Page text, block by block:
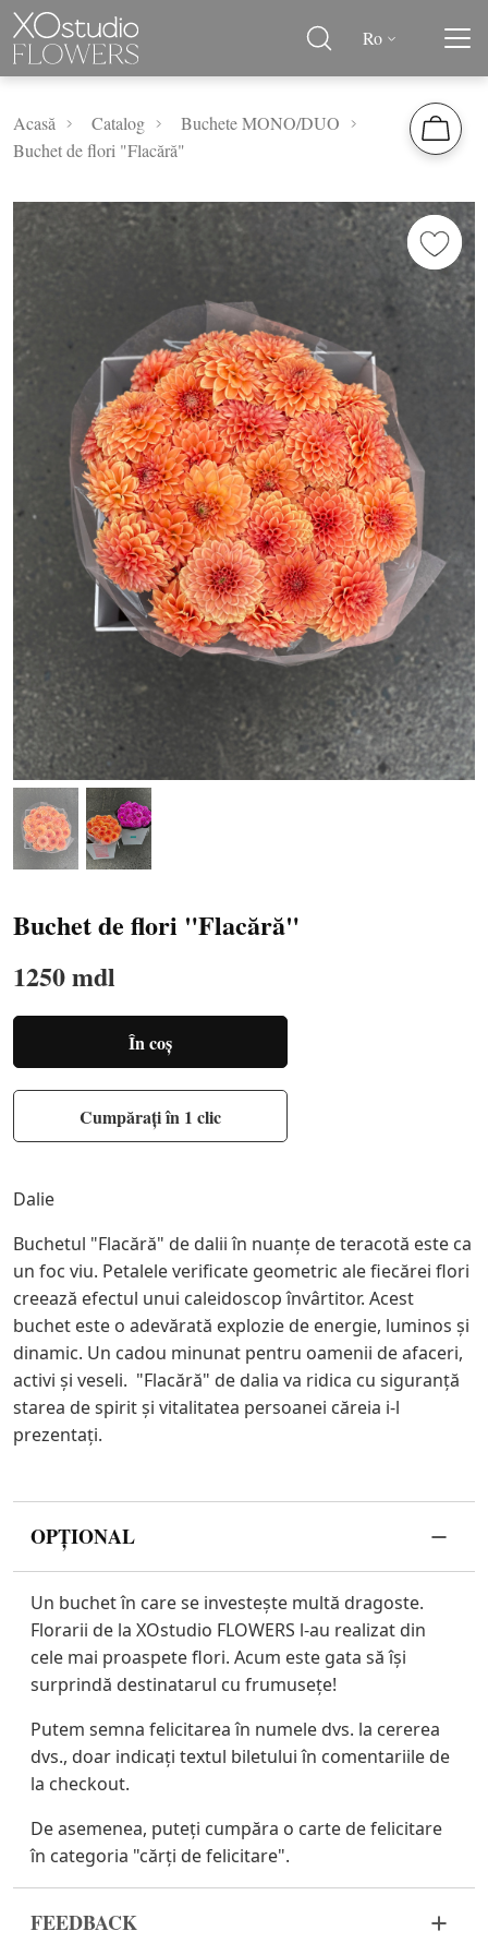
Ro
Acasă Catalog
Buchete MONO/DUO
Buchet de flori "Flacără"
Buchet de flori "Flacără"
1250 mdl
În coș
Cumpărați în 1 clic
Dalie
Buchetul "Flacără" de dalii în nuanțe de teracotă este ca
un foc viu. Petalele verificate geometric ale fiecărei flori
creează efectul unui caleidoscop învârtitor. Acest
buchet este o adevărată explozie de energie, luminos și
dinamic. Un cadou minunat pentru oamenii de afaceri,
activi și veseli. "Flacără" de dalia va ridica cu siguranță
starea de spirit și vitalitatea persoanei căreia i-l
prezentați.
OPȚIONAL
Un buchet în care se investește multă dragoste.
Florarii de la XOstudio FLOWERS l-au realizat din
cele mai proaspete flori. Acum este gata să își
surprindă destinatarul cu frumusețe!
Putem semna felicitarea în numele dvs. la cererea
dvs., doar indicați textul biletului în comentariile de
la checkout.
De asemenea, puteți cumpăra o carte de felicitare
în categoria "cărți de felicitare".
FEEDBACK